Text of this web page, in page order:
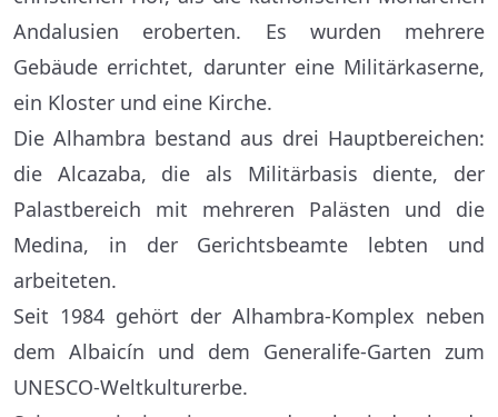
Andalusien eroberten. Es wurden mehrere
Gebäude errichtet, darunter eine Militärkaserne,
ein Kloster und eine Kirche.
Die Alhambra bestand aus drei Hauptbereichen:
die Alcazaba, die als Militärbasis diente, der
Palastbereich mit mehreren Palästen und die
Medina, in der Gerichtsbeamte lebten und
arbeiteten.
Seit 1984 gehört der Alhambra-Komplex neben
dem Albaicín und dem Generalife-Garten zum
UNESCO-Weltkulturerbe.